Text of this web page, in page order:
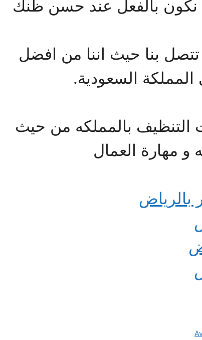
نكون بالفعل عند حسن ظنك
تتصل بنا حيث اننا من افضل
السعودية.
بالمملكه من حيث
و مهارة العمال